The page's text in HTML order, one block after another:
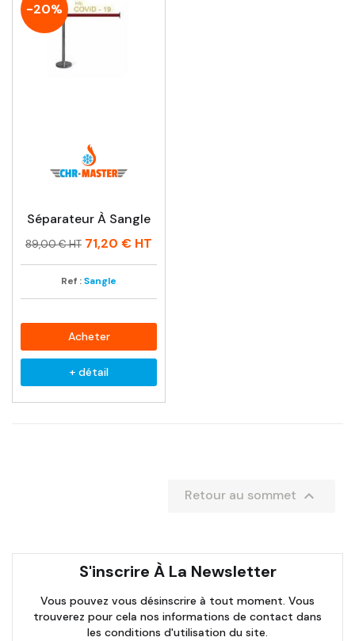
-20%
Séparateur À Sangle
Prix
Prix
89,00 € HT 71,20 € HT
Ref :Sangle
Acheter
+ détail
Retour au sommet 
S'inscrire À La Newsletter
Vous pouvez vous désinscrire à tout moment. Vous
trouverez pour cela nos informations de contact dans
les conditions d'utilisation du site.